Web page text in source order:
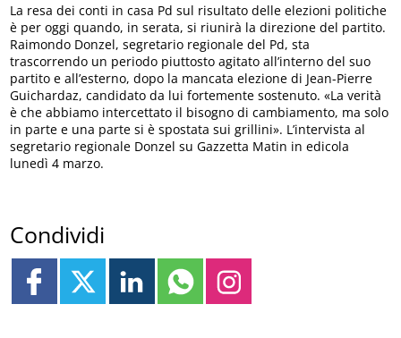
La resa dei conti in casa Pd sul risultato delle elezioni politiche
è per oggi quando, in serata, si riunirà la direzione del partito.
Raimondo Donzel, segretario regionale del Pd, sta
trascorrendo un periodo piuttosto agitato all’interno del suo
partito e all’esterno, dopo la mancata elezione di Jean-Pierre
Guichardaz, candidato da lui fortemente sostenuto. «La verità
è che abbiamo intercettato il bisogno di cambiamento, ma solo
in parte e una parte si è spostata sui grillini». L’intervista al
segretario regionale Donzel su Gazzetta Matin in edicola
lunedì 4 marzo.
Condividi